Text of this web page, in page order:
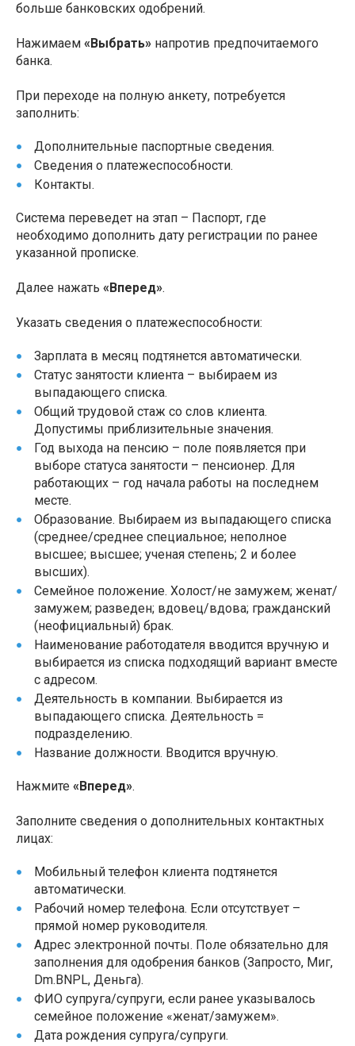
больше банковских одобрений.
Нажимаем «Выбрать» напротив предпочитаемого
банка.
При переходе на полную анкету, потребуется
заполнить:
Дополнительные паспортные сведения.
Сведения о платежеспособности.
Контакты.
Система переведет на этап – Паспорт, где
необходимо дополнить дату регистрации по ранее
указанной прописке.
Далее нажать «Вперед».
Указать сведения о платежеспособности:
Зарплата в месяц подтянется автоматически.
Статус занятости клиента – выбираем из
выпадающего списка.
Общий трудовой стаж со слов клиента.
Допустимы приблизительные значения.
Год выхода на пенсию – поле появляется при
выборе статуса занятости – пенсионер. Для
работающих – год начала работы на последнем
месте.
Образование. Выбираем из выпадающего списка
(среднее/среднее специальное; неполное
высшее; высшее; ученая степень; 2 и более
высших).
Семейное положение. Холост/не замужем; женат/
замужем; разведен; вдовец/вдова; гражданский
(неофициальный) брак.
Наименование работодателя вводится вручную и
выбирается из списка подходящий вариант вместе
с адресом.
Деятельность в компании. Выбирается из
выпадающего списка. Деятельность =
подразделению.
Название должности. Вводится вручную.
Нажмите «Вперед».
Заполните сведения о дополнительных контактных
лицах:
Мобильный телефон клиента подтянется
автоматически.
Рабочий номер телефона. Если отсутствует –
прямой номер руководителя.
Адрес электронной почты. Поле обязательно для
заполнения для одобрения банков (Запросто, Миг,
Dm.BNPL, Деньга).
ФИО супруга/супруги, если ранее указывалось
семейное положение «женат/замужем».
Дата рождения супруга/супруги.